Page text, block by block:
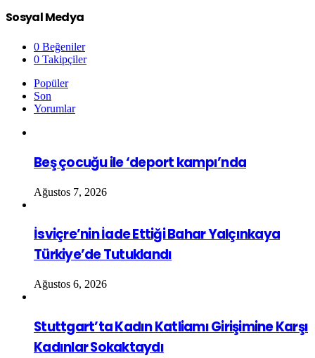
Sosyal Medya
0 Beğeniler
0 Takipçiler
Popüler
Son
Yorumlar
Beş çocuğu ile ‘deport kampı’nda
Ağustos 7, 2026
İsviçre’nin İade Ettiği Bahar Yalçınkaya
Türkiye’de Tutuklandı
Ağustos 6, 2026
Stuttgart’ta Kadın Katliamı Girişimine Karşı
Kadınlar Sokaktaydı